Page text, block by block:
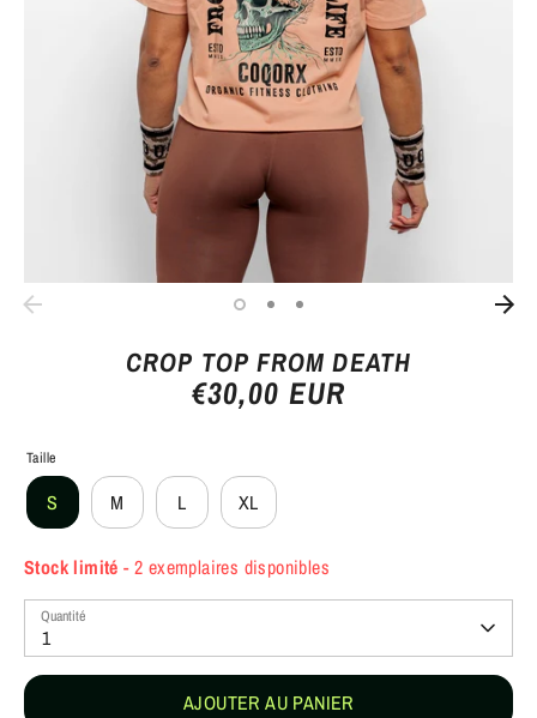
CROP TOP FROM DEATH
€30,00 EUR
Taille
S M L XL
Stock limité - 2 exemplaires disponibles
Quantité
1
AJOUTER AU PANIER